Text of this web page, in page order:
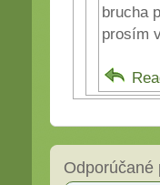
brucha
prosím
Odporúčané